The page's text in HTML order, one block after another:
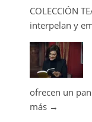
COLECCIÓN
interpelan y
ofrecen un
más →